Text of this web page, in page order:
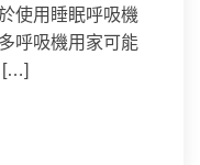
使用睡眠呼吸機
呼吸機用家可能
[…]